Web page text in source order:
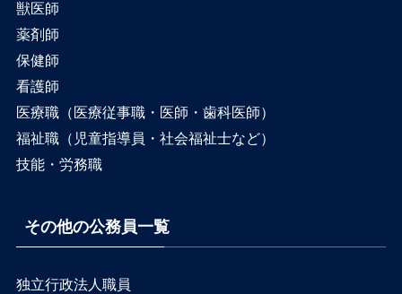
獣医師
薬剤師
保健師
看護師
医療職（医療従事職・医師・歯科医師）
福祉職（児童指導員・社会福祉士など）
技能・労務職
その他の公務員一覧
独立行政法人職員